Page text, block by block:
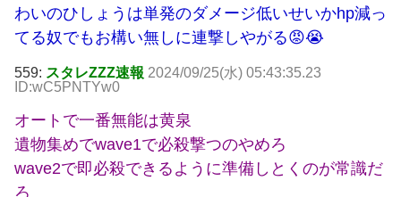
わいのひしょうは単発のダメージ低いせいかhp減っ
てる奴でもお構い無しに連撃しやがる😡😭
559: スタレZZZ速報 2024/09/25(水) 05:43:35.23
ID:wC5PNTYw0
オートで一番無能は黄泉
遺物集めでwave1で必殺撃つのやめろ
wave2で即必殺できるように準備しとくのが常識だ
ろ